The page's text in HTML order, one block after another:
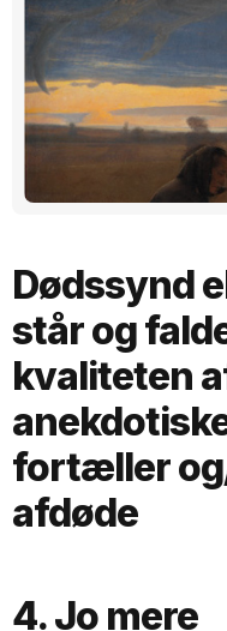
Dødssynd
står og
kvaliteten
fortæller
afdøde
4. Jo mere